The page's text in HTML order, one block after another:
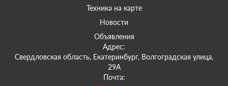
Техника на карте
Новости
Объявления
Адрес:
Свердловская область, Екатеринбург, Волгоградская улица,
29А
Почта: